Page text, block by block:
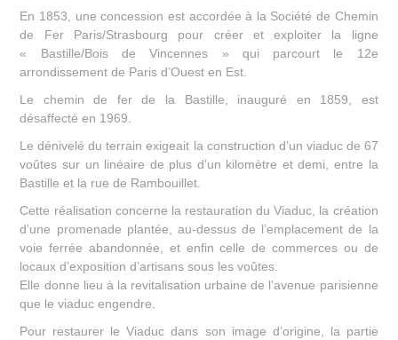
En 1853, une concession est accordée à la Société de Chemin
de Fer Paris/Strasbourg pour créer et exploiter la ligne
« Bastille/Bois de Vincennes » qui parcourt le 12e
arrondissement de Paris d’Ouest en Est.
Le chemin de fer de la Bastille, inauguré en 1859, est
désaffecté en 1969.
Le dénivelé du terrain exigeait la construction d’un viaduc de 67
voûtes sur un linéaire de plus d’un kilomètre et demi, entre la
Bastille et la rue de Rambouillet.
Cette réalisation concerne la restauration du Viaduc, la création
d’une promenade plantée, au-dessus de l’emplacement de la
voie ferrée abandonnée, et enfin celle de commerces ou de
locaux d’exposition d’artisans sous les voûtes.
Elle donne lieu à la revitalisation urbaine de l’avenue parisienne
que le viaduc engendre.
Pour restaurer le Viaduc dans son image d’origine, la partie